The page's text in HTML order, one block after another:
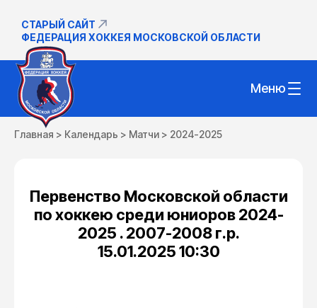
СТАРЫЙ САЙТ
ФЕДЕРАЦИЯ ХОККЕЯ МОСКОВСКОЙ ОБЛАСТИ
Меню
Главная > Календарь > Матчи > 2024-2025
Первенство Московской области
по хоккею среди юниоров 2024-
2025 . 2007-2008 г.р.
15.01.2025 10:30